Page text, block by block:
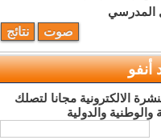
الالكترونية مجانا لتصلك
والدولية